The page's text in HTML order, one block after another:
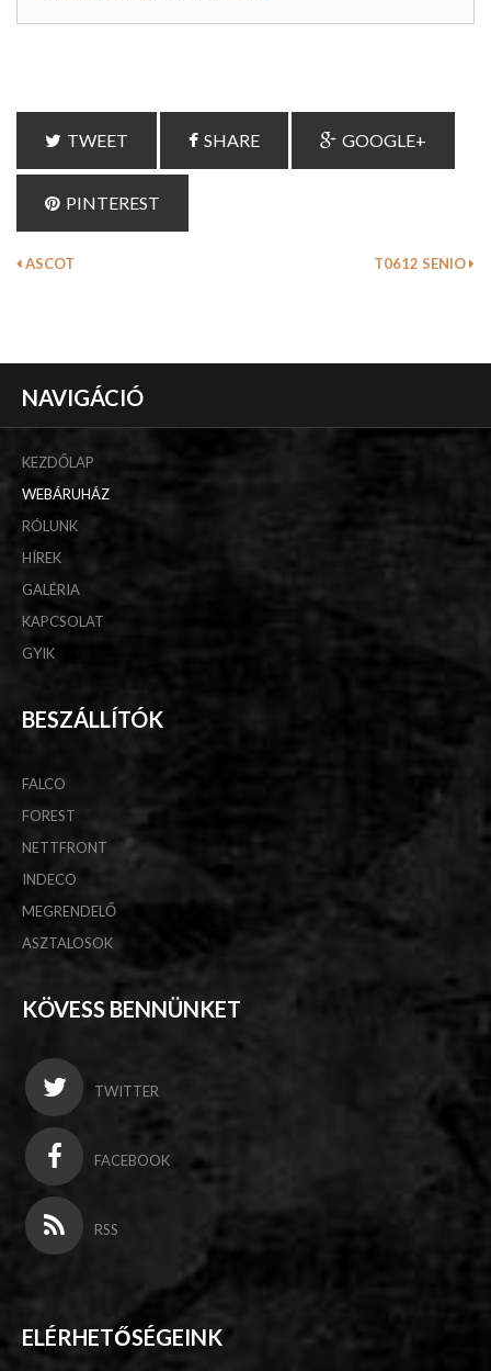
TWEET SHARE GOOGLE+
PINTEREST
ASCOT T0612 SENIO
NAVIGÁCIÓ
KEZDŐLAP
WEBÁRUHÁZ
RÓLUNK
HÍREK
GALÉRIA
KAPCSOLAT
GYIK
BESZÁLLÍTÓK
FALCO
FOREST
NETTFRONT
INDECO
MEGRENDELŐ
ASZTALOSOK
KÖVESS BENNÜNKET
TWITTER
FACEBOOK
RSS
ELÉRHETŐSÉGEINK